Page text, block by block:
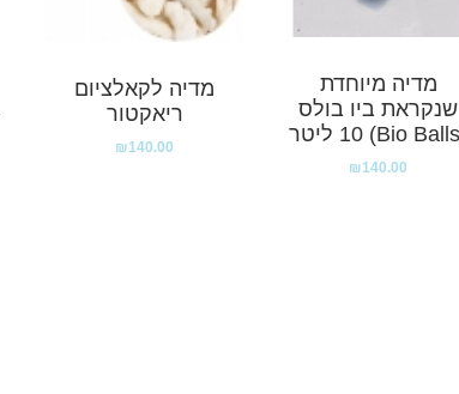
מדיה מיוחדת
שנקראת ביו בולס
₪140.00
מדיה לקאלציום
ריאקטור
₪140.00